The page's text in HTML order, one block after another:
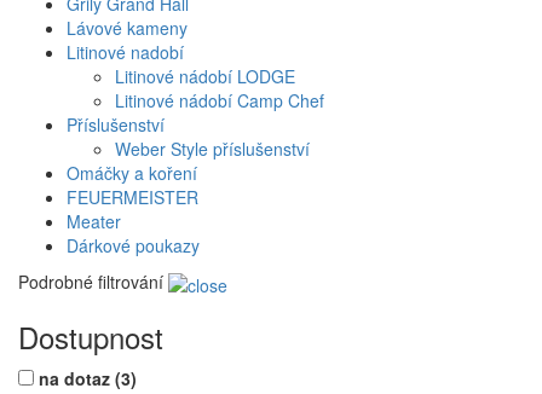
Lávové kameny
Litinové nadobí
Litinové nádobí LODGE
Litinové nádobí Camp Chef
Příslušenství
Weber Style příslušenství
Omáčky a koření
FEUERMEISTER
Meater
Dárkové poukazy
Podrobné filtrování
Dostupnost
na dotaz (3)